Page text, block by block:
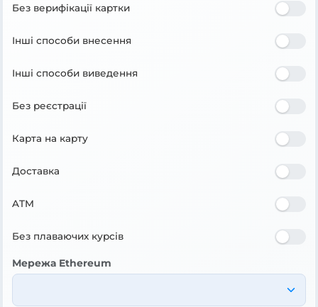
Без верифікації картки
Інші способи внесення
Інші способи виведення
Без реєстрації
Карта на карту
Доставка
ATM
Без плаваючих курсів
Мережа Ethereum